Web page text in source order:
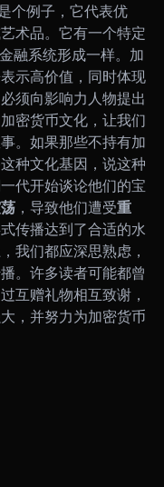
个例子，它代表优
术品。它有一个特定
融系统形成一样。加
示高价值，同时体现
须向影响力人物提出
密货币文化，让我们
。 如果那些不持有加
种文化基因，说这种
代开始谈论他们的宝
，导致他们遭受重
传播达到了合适的水
我们都应深思熟虑，
。许多读者可能都曾
互赠礼物相互致谢，
，并努力为加密货币